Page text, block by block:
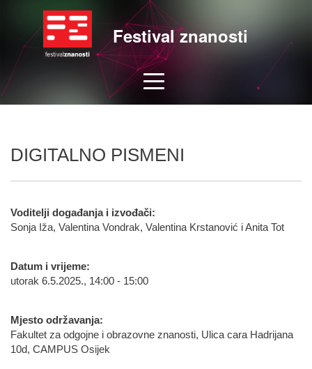
Festival znanosti
DIGITALNO PISMENI
Voditelji događanja i izvođači:
Sonja Iža, Valentina Vondrak, Valentina Krstanović i Anita Tot
Datum i vrijeme:
utorak 6.5.2025., 14:00 - 15:00
Mjesto održavanja:
Fakultet za odgojne i obrazovne znanosti, Ulica cara Hadrijana
10d, CAMPUS Osijek